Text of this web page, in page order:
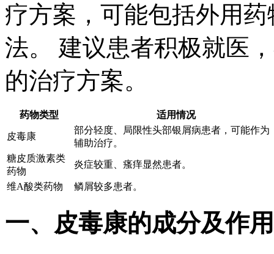
疗方案，可能包括外用
法。 建议患者积极就医
的治疗方案。
药物类型 适用情况
皮毒康
部分轻度、局限性头部银屑病患者，可能作为
辅助治疗。
糖皮质激素类
药物
炎症较重、瘙痒显然患者。
维A酸类药物 鳞屑较多患者。
一、皮毒康的成分及作